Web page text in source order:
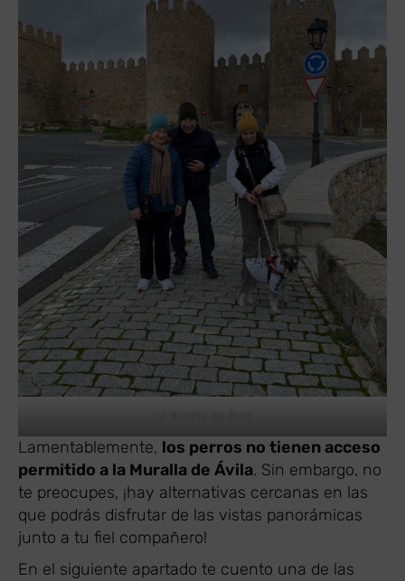
La Muralla de Ávila
Lamentablemente, los perros no tienen acceso
permitido a la Muralla de Ávila. Sin embargo, no
te preocupes, ¡hay alternativas cercanas en las
que podrás disfrutar de las vistas panorámicas
junto a tu fiel compañero!
En el siguiente apartado te cuento una de las